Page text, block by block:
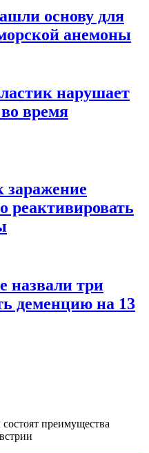
основу для
анемоны
нарушает
время
заражение
реактивировать
назвали три
деменцию на 13
состоят преимущества